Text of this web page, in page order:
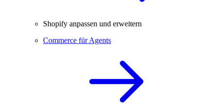
Shopify anpassen und erweitern
Commerce für Agents